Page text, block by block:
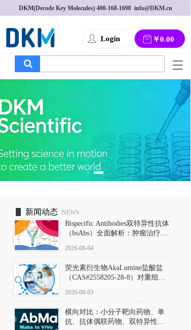
DKM(Decode Key Molecules) 400-168-1698
  info@DKM.cn
Login ￥0.00
T
g
g
l
a
v
i
g
a
新闻动态 /NEWS
Bispecific Antibodies双特异性抗体
（bsAbs）全面解析：肿瘤治疗的
2026-08-04
荧光素衍生物AkaLumine盐酸盐
（CAS#2558205-28-8）对重组萤
数（Km）为2.06 μM；其近红外
发光特性赋予优异的组织穿透能
力，大幅增强成像信噪比，从而
实现活体动物模型中极低给药剂
2026-08-03
横向对比：小分子靶向药物、单
抗、抗体偶联药物、双特异性抗